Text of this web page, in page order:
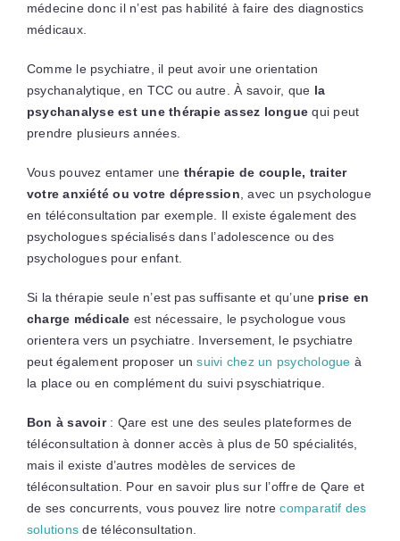
médecine donc il n’est pas habilité à faire des diagnostics
médicaux.
Comme le psychiatre, il peut avoir une orientation
psychanalytique, en TCC ou autre. À savoir, que la
psychanalyse est une thérapie assez longue qui peut
prendre plusieurs années.
Vous pouvez entamer une thérapie de couple, traiter
votre anxiété ou votre dépression , avec un psychologue
en téléconsultation par exemple. Il existe également des
psychologues spécialisés dans l’adolescence ou des
psychologues pour enfant.
Si la thérapie seule n’est pas suffisante et qu’une prise en
charge médicale est nécessaire, le psychologue vous
orientera vers un psychiatre. Inversement, le psychiatre
peut également proposer unsuivi chez un psychologue à
la place ou en complément du suivi psyschiatrique.
Bon à savoir: Qare est une des seules plateformes de
téléconsultation à donner accès à plus de 50 spécialités,
mais il existe d’autres modèles de services de
téléconsultation. Pour en savoir plus sur l’offre de Qare et
de ses concurrents, vous pouvez lire notrecomparatif des
solutions de téléconsultation.